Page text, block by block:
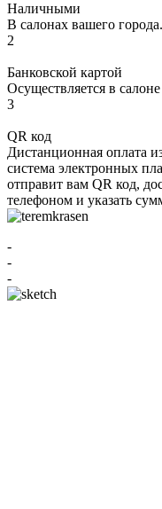
Наличными
В салонах вашего города.
2
Банковской картой
Осуществляется в
3
QR код
Дистанционная оплата
система электронных
отправит вам QR код,
телефоном и указать
-
-
-